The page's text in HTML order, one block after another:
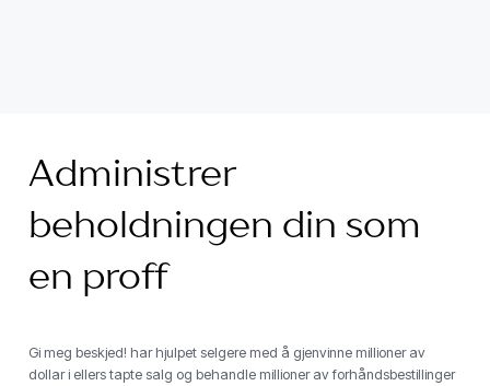
Administrer
beholdningen din som
en proff
Gi meg beskjed! har hjulpet selgere med å gjenvinne millioner av
dollar i ellers tapte salg og behandle millioner av forhåndsbestillinger